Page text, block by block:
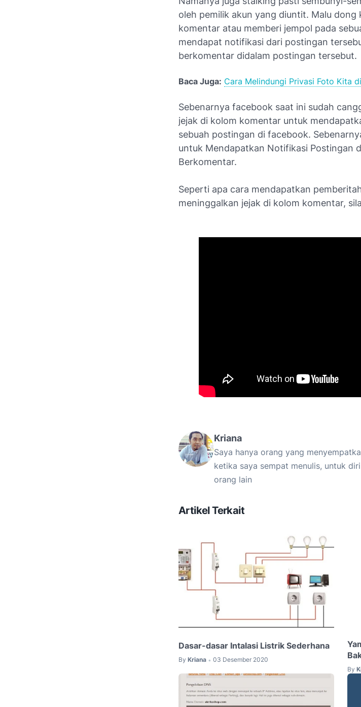
oleh pemilik akun yang diuntit. Malu dong
komentar atau memberi jempol pada
mendapat notifikasi dari postingan
berkomentar didalam postingan tersebut.
Baca Juga: Cara Melindungi Privasi Foto Kita
Sebenarnya facebook saat ini sudah
jejak di kolom komentar untuk
sebuah postingan di facebook.
untuk Mendapatkan Notifikasi Postingan
Berkomentar.
Seperti apa cara mendapatkan
meninggalkan jejak di kolom komentar,
Kriana
Saya hanya orang yang
ketika saya sempat menulis, untuk
orang lain
Artikel Terkait
Dasar-dasar Intalasi Listrik Sederhana
By Kriana • 03 Desember 2020
By